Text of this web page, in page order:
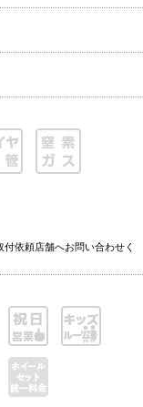
依頼店舗へお問い合わせく